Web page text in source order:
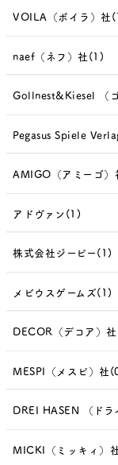
VOILA（ボイラ）社
naef（ネフ）社(1)
Gollnest&Kiesel （
Pegasus Spiele
AMIGO（アミーゴ）
アドヴァン(1)
株式会社ジーピー(1)
メビウスゲームズ(1)
DECOR（デコア）
MESPI（メスピ）社
DREI HASEN （ド
MICKI（ミッキィ）